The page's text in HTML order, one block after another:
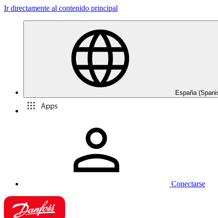
Ir directamente al contenido principal
España
Apps
Conectarse